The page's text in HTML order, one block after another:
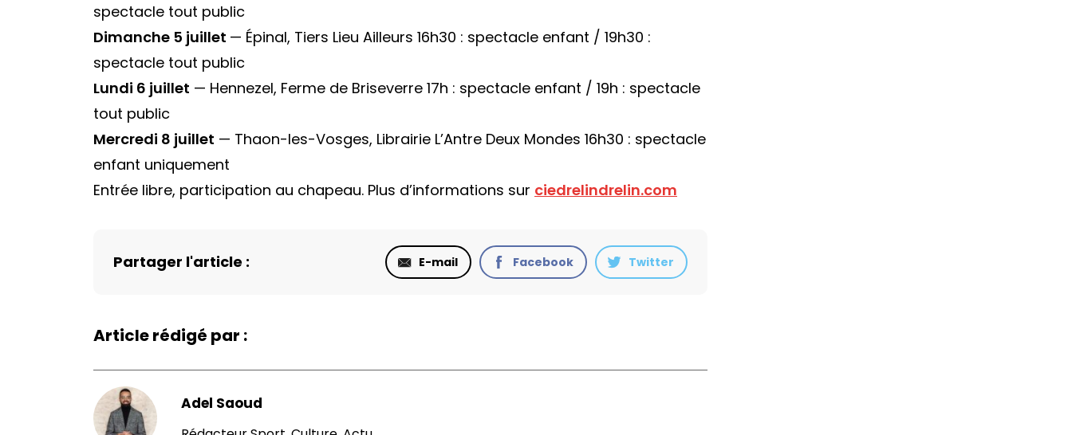
spectacle tout public
Dimanche 5 juillet — Épinal, Tiers Lieu Ailleurs 16h30 : spectacle enfant / 19h30 :
spectacle tout public
Lundi 6 juillet — Hennezel, Ferme de Briseverre 17h : spectacle enfant / 19h : spectacle
tout public
Mercredi 8 juillet — Thaon-les-Vosges, Librairie L’Antre Deux Mondes 16h30 : spectacle
enfant uniquement
Entrée libre, participation au chapeau. Plus d’informations sur ciedrelindrelin.com
Partager l'article : E-mail Facebook Twitter
Article rédigé par :
Adel Saoud